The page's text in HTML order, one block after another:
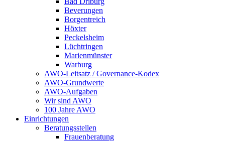
Beverungen
Borgentreich
Höxter
Peckelsheim
Lüchtringen
Marienmünster
Warburg
AWO-Leitsatz / Governance-Kodex
AWO-Grundwerte
AWO-Aufgaben
Wir sind AWO
100 Jahre AWO
Einrichtungen
Beratungsstellen
Frauenberatung